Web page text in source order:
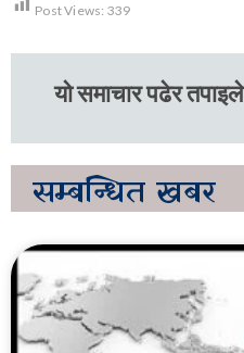
Post Views: 339
यो समाचार पढेर
सम्बन्धित खबर